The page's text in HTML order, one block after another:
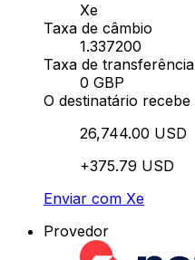
Xe
Taxa de câmbio
1.337200
Taxa de transferência
0 GBP
O destinatário recebe
26,744.00 USD
+375.79 USD
Enviar com Xe
Provedor